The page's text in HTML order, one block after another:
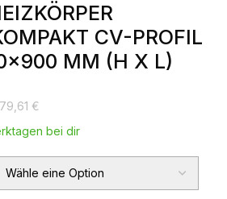
CV-PROFIL
MM (H X L)
€
bei dir